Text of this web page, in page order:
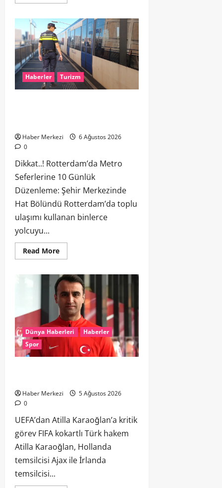
Haberler Turizm
Haber Merkezi
6 Ağustos 2026
0
Dikkat..! Rotterdam’da Metro
Seferlerine 10 Günlük
Düzenleme: Şehir Merkezinde
Hat Bölündü Rotterdam’da toplu
ulaşımı kullanan binlerce
yolcuyu...
Read More
Dünya Haberleri
Haberler
Spor
Haber Merkezi
5 Ağustos 2026
0
UEFA’dan Atilla Karaoğlan’a kritik
görev FIFA kokartlı Türk hakem
Atilla Karaoğlan, Hollanda
temsilcisi Ajax ile İrlanda
temsilcisi...